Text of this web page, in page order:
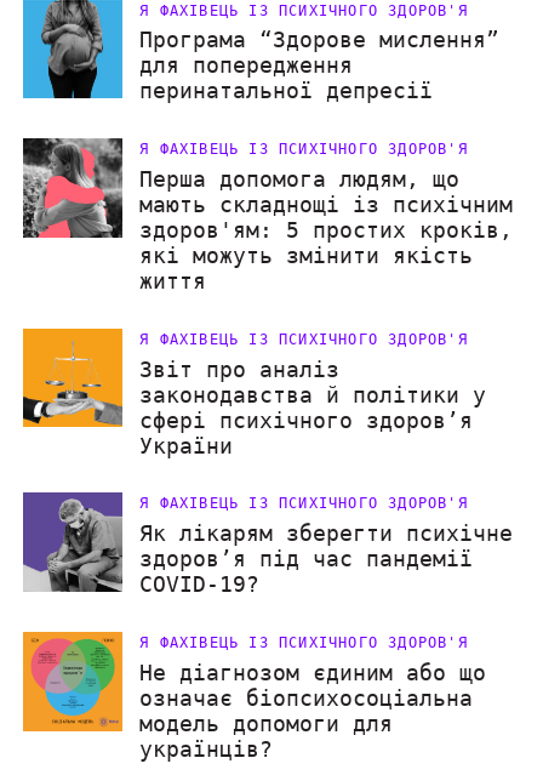
Програма “Здорове мислення”
для попередження
перинатальної депресії
Я ФАХІВЕЦЬ ІЗ ПСИХІЧНОГО ЗДОРОВ'Я
Перша допомога людям, що
мають складнощі із психічним
здоров'ям: 5 простих кроків,
які можуть змінити якість
життя
Я ФАХІВЕЦЬ ІЗ ПСИХІЧНОГО ЗДОРОВ'Я
Звіт про аналіз
законодавства й політики у
сфері психічного здоров’я
України
Я ФАХІВЕЦЬ ІЗ ПСИХІЧНОГО ЗДОРОВ'Я
Як лікарям зберегти психічне
здоров’я під час пандемії
СOVID-19?
Я ФАХІВЕЦЬ ІЗ ПСИХІЧНОГО ЗДОРОВ'Я
Не діагнозом єдиним або що
означає біопсихосоціальна
модель допомоги для
українців?
Я ФАХІВЕЦЬ ІЗ ПСИХІЧНОГО ЗДОРОВ'Я